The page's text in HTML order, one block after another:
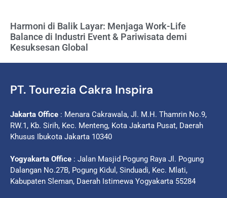
Harmoni di Balik Layar: Menjaga Work-Life
Balance di Industri Event & Pariwisata demi
Kesuksesan Global
PT. Tourezia Cakra Inspira
Jakarta Office : Menara Cakrawala, Jl. M.H. Thamrin No.9,
RW.1, Kb. Sirih, Kec. Menteng, Kota Jakarta Pusat, Daerah
Khusus Ibukota Jakarta 10340
Yogyakarta Office : Jalan Masjid Pogung Raya Jl. Pogung
Dalangan No.27B, Pogung Kidul, Sinduadi, Kec. Mlati,
Kabupaten Sleman, Daerah Istimewa Yogyakarta 55284